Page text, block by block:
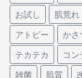
お試し
肌荒れ
アトピー
かさ
テカテカ
コ
雑菌
肌質